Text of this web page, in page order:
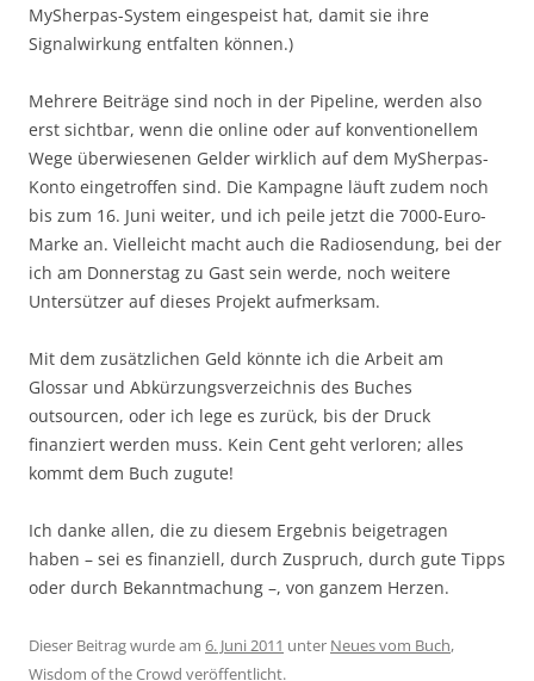
MySherpas-System eingespeist hat, damit sie ihre
Signalwirkung entfalten können.)
Mehrere Beiträge sind noch in der Pipeline, werden also
erst sichtbar, wenn die online oder auf konventionellem
Wege überwiesenen Gelder wirklich auf dem MySherpas-
Konto eingetroffen sind. Die Kampagne läuft zudem noch
bis zum 16. Juni weiter, und ich peile jetzt die 7000-Euro-
Marke an. Vielleicht macht auch die Radiosendung, bei der
ich am Donnerstag zu Gast sein werde, noch weitere
Untersützer auf dieses Projekt aufmerksam.
Mit dem zusätzlichen Geld könnte ich die Arbeit am
Glossar und Abkürzungsverzeichnis des Buches
outsourcen, oder ich lege es zurück, bis der Druck
finanziert werden muss. Kein Cent geht verloren; alles
kommt dem Buch zugute!
Ich danke allen, die zu diesem Ergebnis beigetragen
haben – sei es finanziell, durch Zuspruch, durch gute Tipps
oder durch Bekanntmachung –, von ganzem Herzen.
Dieser Beitrag wurde am 6. Juni 2011 unter Neues vom Buch,
Wisdom of the Crowd veröffentlicht.